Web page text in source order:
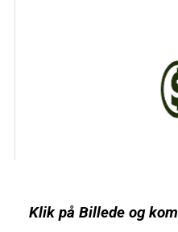
Klik på Billede og kom